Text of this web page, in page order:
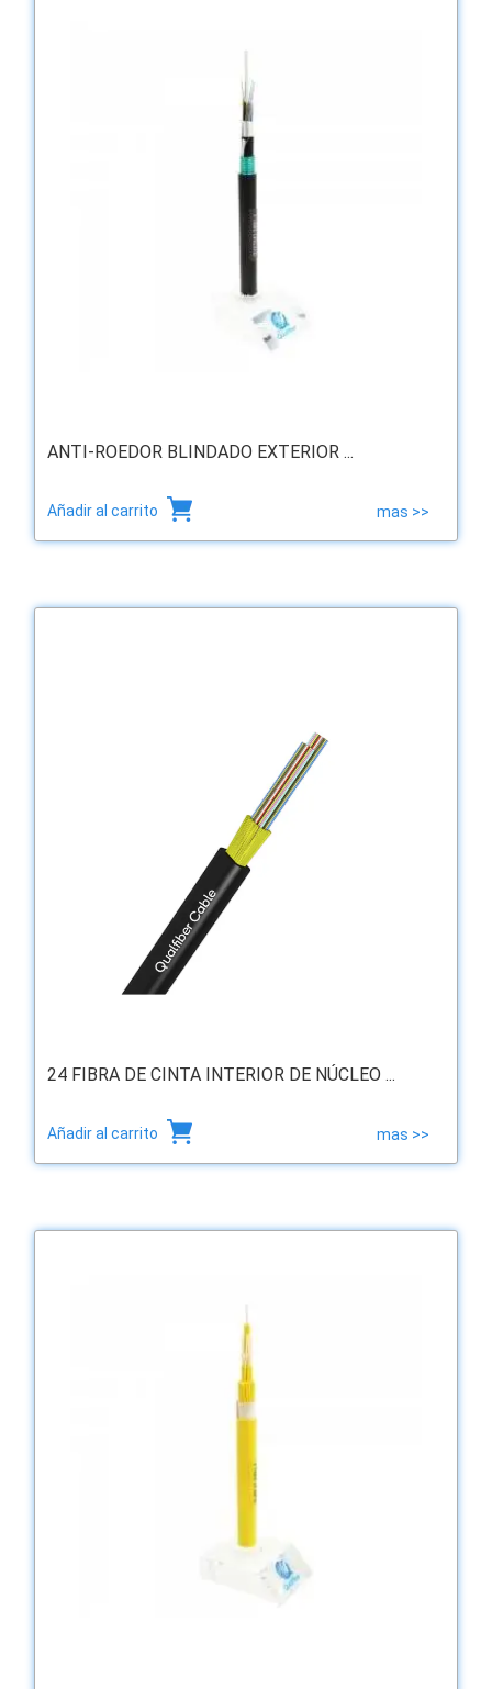
ANTI-ROEDOR BLINDADO EXTERIOR ...
Añadir al carrito mas >>
24 FIBRA DE CINTA INTERIOR DE NÚCLEO ...
Añadir al carrito mas >>